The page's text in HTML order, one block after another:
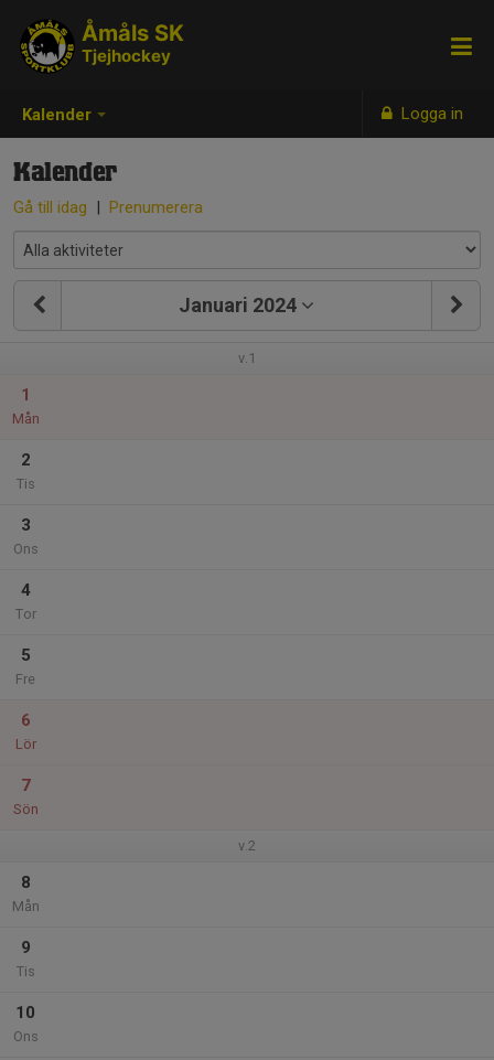
Kalender Logga in
Åmåls SK
Tjejhockey
Kalender
Gå till idag | Prenumerera
Januari 2024
v.1
1
Mån
2
Tis
3
Ons
4
Tor
5
Fre
6
Lör
7
Sön
v.2
8
Mån
9
Tis
10
Ons